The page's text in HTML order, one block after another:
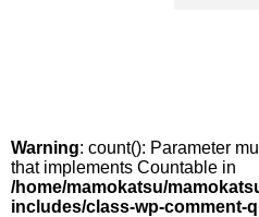
Warning: count(): Parameter
that implements Countable in
/home/mamokatsu/
includes/class-wp-comment-